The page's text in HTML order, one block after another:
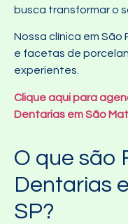
busca transformar o
Nossa clínica em
e facetas de
experientes.
Clique aqui para
Dentarias em São
O que são
Dentarias
SP?